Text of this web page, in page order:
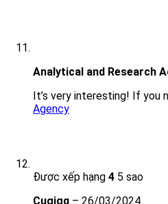
Analytical and Research
It’s very interesting! If you
Agency
Được xếp hạng 4 5 sao
Cugjgq – 26/03/2024